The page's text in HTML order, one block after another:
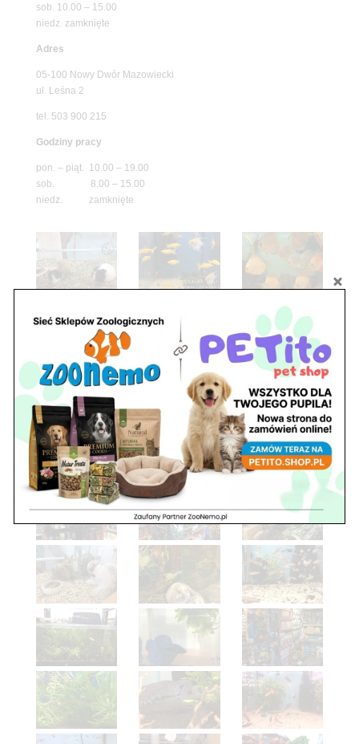
sob. 10.00 – 15.00
niedz. zamknięte
Adres
05-100 Nowy Dwór Mazowiecki
ul. Leśna 2
tel. 503 900 215
Godziny pracy
pon. – piąt. 10.00 – 19.00
sob. 8.00 – 15.00
niedz. zamknięte